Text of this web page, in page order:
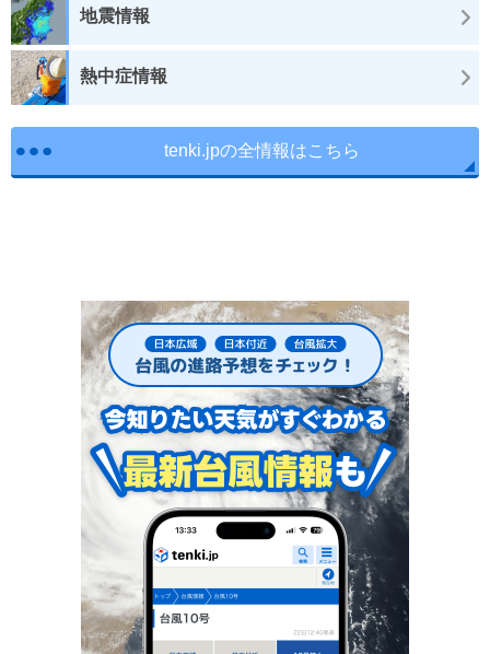
地震情報
熱中症情報
tenki.jpの全情報はこちら